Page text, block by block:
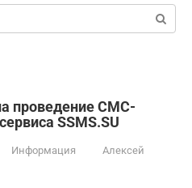
проведение СМС-
SSMS.SU
Информация
Алексей